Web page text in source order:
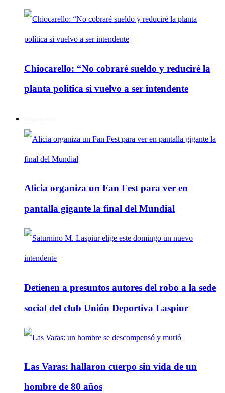
Chiocarello: “No cobraré sueldo y reduciré la
planta política si vuelvo a ser intendente
Alicia organiza un Fan Fest para ver en
pantalla gigante la final del Mundial
Detienen a presuntos autores del robo a la sede
social del club Unión Deportiva Laspiur
Las Varas: hallaron cuerpo sin vida de un
hombre de 80 años